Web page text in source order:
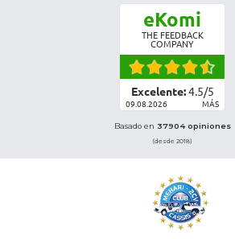
eKomi
THE FEEDBACK
COMPANY
Excelente:4.5/5
09.08.2026 MÁS
Basado en 37904 opiniones
(desde 2018)